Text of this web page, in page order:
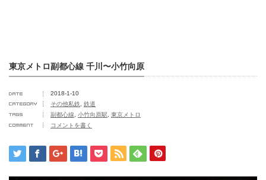
東京メトロ副都心線 千川〜小竹向原
2018-1-10
その他私鉄 鉄道
副都心線
小竹向原駅
東京メトロ
コメントを書く